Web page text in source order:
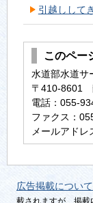
引越しして
このペー
水道部水道サ
〒410-8601
電話：055-
ファクス：
メールアド
広告掲載について